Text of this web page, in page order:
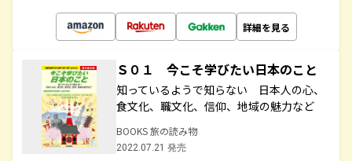
詳細を見る
Ｓ０１ 今こそ学びたい日本のこと
知っているようで知らない 日本人の心、
食文化、職文化、信仰、地域の魅力など
BOOKS 旅の読み物
2022.07.21 発売